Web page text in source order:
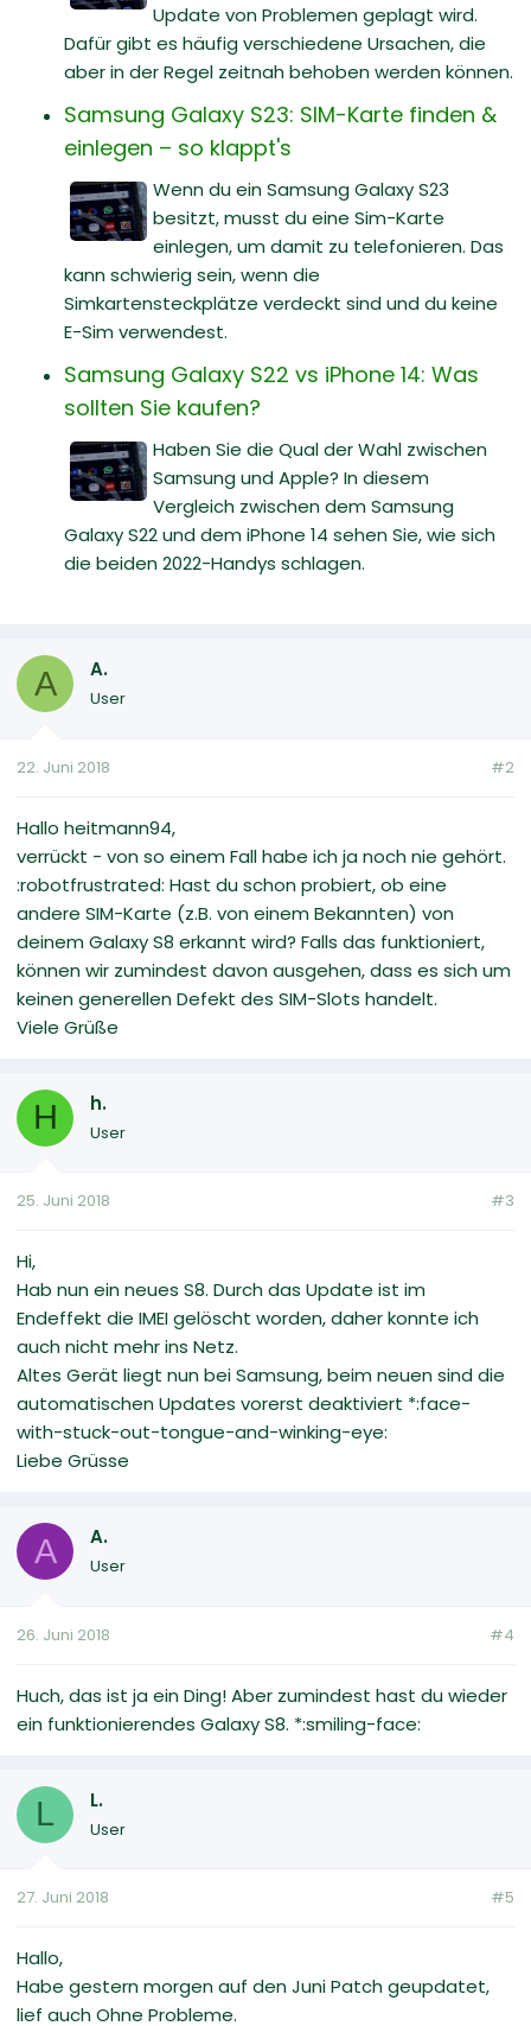
Update von Problemen geplagt wird.
Dafür gibt es häufig verschiedene Ursachen, die
aber in der Regel zeitnah behoben werden können.
Samsung Galaxy S23: SIM-Karte finden &
einlegen – so klappt's
Wenn du ein Samsung Galaxy S23
besitzt, musst du eine Sim-Karte
einlegen, um damit zu telefonieren. Das
kann schwierig sein, wenn die
Simkartensteckplätze verdeckt sind und du keine
E-Sim verwendest.
Samsung Galaxy S22 vs iPhone 14: Was
sollten Sie kaufen?
Haben Sie die Qual der Wahl zwischen
Samsung und Apple? In diesem
Vergleich zwischen dem Samsung
Galaxy S22 und dem iPhone 14 sehen Sie, wie sich
die beiden 2022-Handys schlagen.
A A.
User
22. Juni 2018 #2
Hallo heitmann94,
verrückt - von so einem Fall habe ich ja noch nie gehört.
:robotfrustrated: Hast du schon probiert, ob eine
andere SIM-Karte (z.B. von einem Bekannten) von
deinem Galaxy S8 erkannt wird? Falls das funktioniert,
können wir zumindest davon ausgehen, dass es sich um
keinen generellen Defekt des SIM-Slots handelt.
Viele Grüße
H h.
User
25. Juni 2018 #3
Hi,
Hab nun ein neues S8. Durch das Update ist im
Endeffekt die IMEI gelöscht worden, daher konnte ich
auch nicht mehr ins Netz.
Altes Gerät liegt nun bei Samsung, beim neuen sind die
automatischen Updates vorerst deaktiviert *:face-
with-stuck-out-tongue-and-winking-eye:
Liebe Grüsse
A A.
User
26. Juni 2018 #4
Huch, das ist ja ein Ding! Aber zumindest hast du wieder
ein funktionierendes Galaxy S8. *:smiling-face:
L L.
User
27. Juni 2018 #5
Hallo,
Habe gestern morgen auf den Juni Patch geupdatet,
lief auch Ohne Probleme.